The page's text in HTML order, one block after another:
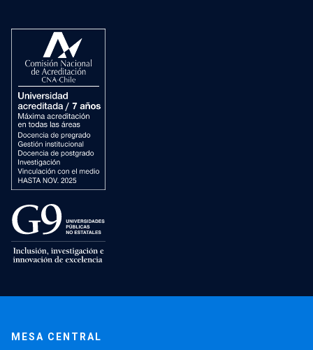
MESA CENTRAL